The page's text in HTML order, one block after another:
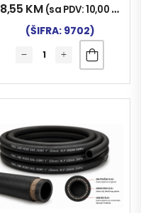
8,55 KM (sa PDV:10,00 KM
(ŠIFRA: 9702)